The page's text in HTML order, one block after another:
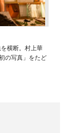
を横断。村上華
の写真」をたど